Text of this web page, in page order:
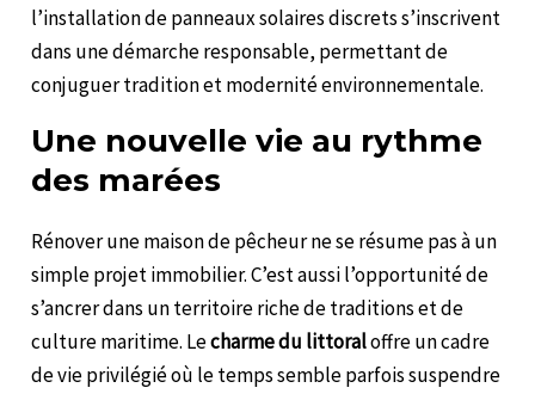
l’installation de panneaux solaires discrets s’inscrivent
dans une démarche responsable, permettant de
conjuguer tradition et modernité environnementale.
Une nouvelle vie au rythme
des marées
Rénover une maison de pêcheur ne se résume pas à un
simple projet immobilier. C’est aussi l’opportunité de
s’ancrer dans un territoire riche de traditions et de
culture maritime. Lecharme du littoraloffre un cadre
de vie privilégié où le temps semble parfois suspendre